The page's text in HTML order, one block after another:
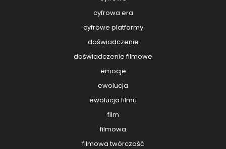
cyfrowa era
cyfrowe platformy
doświadczenie
doświadczenie filmowe
emocje
ewolucja
ewolucja filmu
film
filmowa
filmowa twórczość